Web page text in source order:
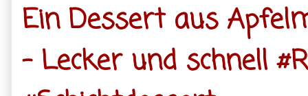
Ein Dessert aus
- Lecker und schnell